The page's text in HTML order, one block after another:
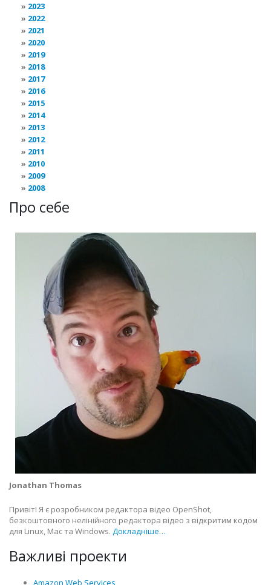
2023
2022
2021
2020
2019
2018
2017
2016
2015
2014
2013
2012
2011
2010
2009
2008
Про себе
Jonathan Thomas
Привіт! Я є розробником редактора відео OpenShot,
безкоштовного нелінійного редактора відео з відкритим кодом
для Linux, Mac та Windows. Докладніше…
Важливі проекти
Amazon Web Services